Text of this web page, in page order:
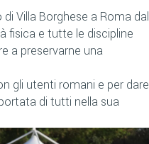
Villa Borghese a Roma dal
fisica e tutte le discipline
a preservarne una
gli utenti romani e per dare
di tutti nella sua